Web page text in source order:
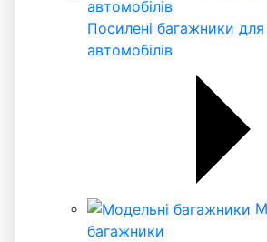
Посилені багажники
автомобілів
багажники